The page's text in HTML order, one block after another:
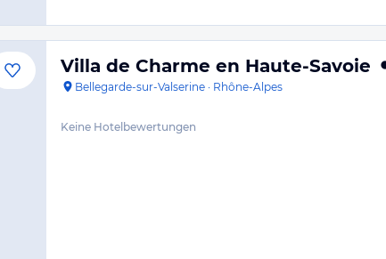
Villa de Charme en Haute-Savoie
Bellegarde-sur-Valserine · Rhône-Alpes
Keine Hotelbewertungen